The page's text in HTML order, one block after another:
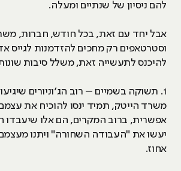
להם ניסיון של שנתיים ומעלה.
אבל יחד עם זאת, בכל חודש, חברות,
וסטרטאפים רק מחכים להזדמנות לגייס
להיכנס לתעשייה זאת, משלל סיבות
1. תשוקה בשמיים – רוב הג’וניורים
משרד הייטק, תמיד ינסו להוכיח את
אפשרית, ברוב המקרים, הם אלו שיעבדו
יעשו את "העבודה השחורה" ויתנו
אחוז.